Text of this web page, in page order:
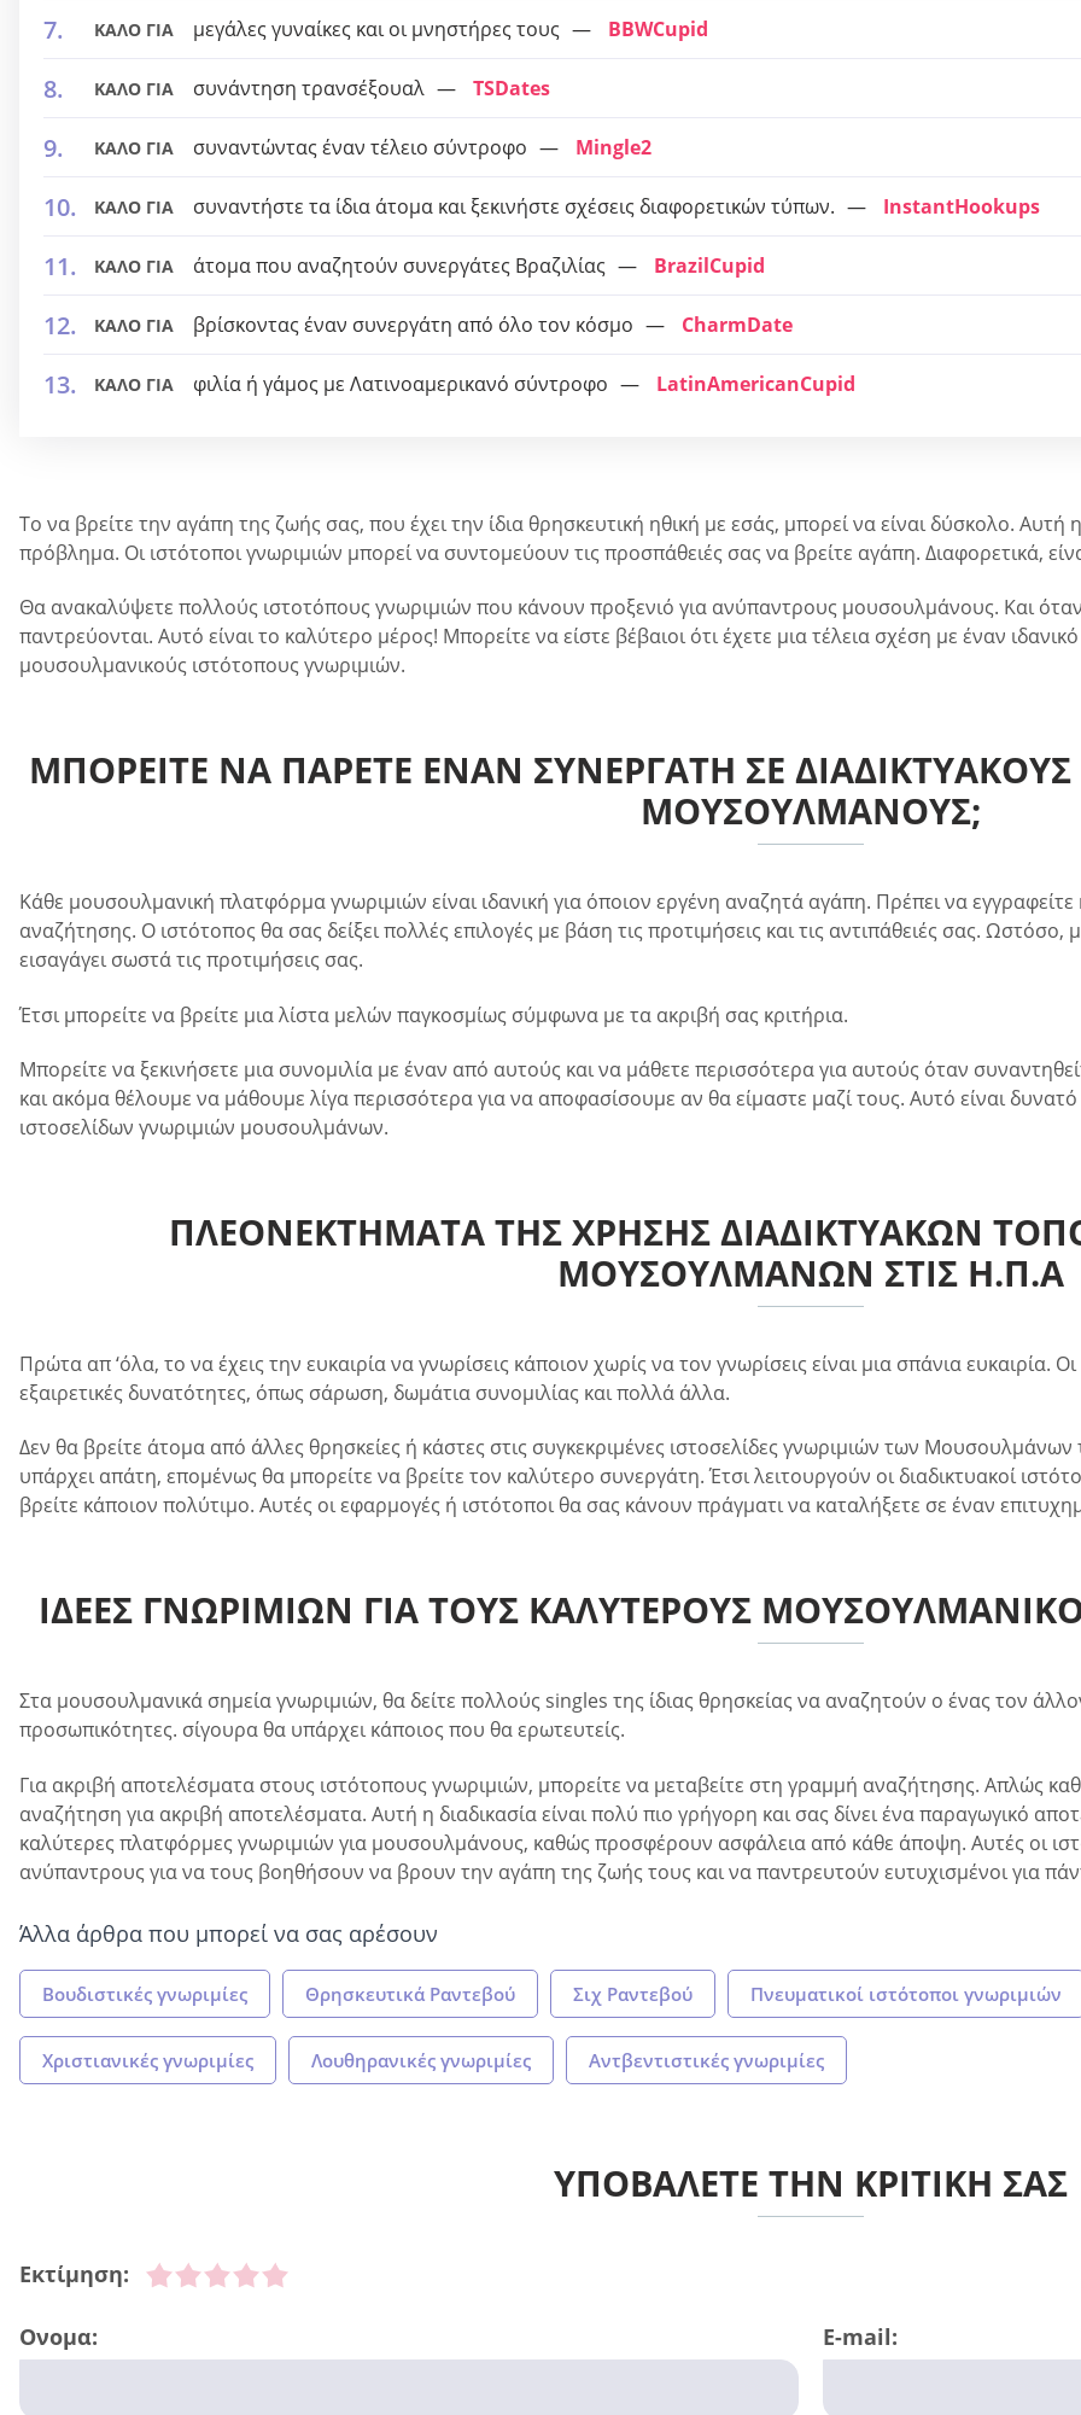
ΚΑΛΟ ΓΙΑ μεγάλες γυναίκες και οι μνηστήρες τους BBWCupid
ΚΑΛΟ ΓΙΑ συνάντηση τρανσέξουαλ TSDates
ΚΑΛΟ ΓΙΑ συναντώντας έναν τέλειο σύντροφο Mingle2
ΚΑΛΟ ΓΙΑ συναντήστε τα ίδια άτομα και ξεκινήστε σχέσεις διαφορετικών τύπων. InstantHookups
ΚΑΛΟ ΓΙΑ άτομα που αναζητούν συνεργάτες Βραζιλίας BrazilCupid
ΚΑΛΟ ΓΙΑ βρίσκοντας έναν συνεργάτη από όλο τον κόσμο CharmDate
ΚΑΛΟ ΓΙΑ φιλία ή γάμος με Λατινοαμερικανό σύντροφο LatinAmericanCupid
Το να βρείτε την αγάπη της ζωής σας, που έχει την ίδια θρησκευτική ηθική με εσάς, μπορεί να είναι δύσκολο.
πρόβλημα. Οι ιστότοποι γνωριμιών μπορεί να συντομεύουν τις προσπάθειές σας να βρείτε αγάπη. Διαφορετικά,
Θα ανακαλύψετε πολλούς ιστοτόπους γνωριμιών που κάνουν προξενιό για ανύπαντρους μουσουλμάνους. Και
παντρεύονται. Αυτό είναι το καλύτερο μέρος! Μπορείτε να είστε βέβαιοι ότι έχετε μια τέλεια σχέση με έναν
μουσουλμανικούς ιστότοπους γνωριμιών.
ΜΠΟΡΕΊΤΕ ΝΑ ΠΆΡΕΤΕ ΈΝΑΝ ΣΥΝΕΡΓΆΤΗ ΣΕ
ΜΟΥΣΟΥΛΜΆΝΟΥΣ;
Κάθε μουσουλμανική πλατφόρμα γνωριμιών είναι ιδανική για όποιον εργένη αναζητά αγάπη. Πρέπει να
αναζήτησης. Ο ιστότοπος θα σας δείξει πολλές επιλογές με βάση τις προτιμήσεις και τις αντιπάθειές σας.
εισαγάγει σωστά τις προτιμήσεις σας.
Έτσι μπορείτε να βρείτε μια λίστα μελών παγκοσμίως σύμφωνα με τα ακριβή σας κριτήρια.
Μπορείτε να ξεκινήσετε μια συνομιλία με έναν από αυτούς και να μάθετε περισσότερα για αυτούς όταν
και ακόμα θέλουμε να μάθουμε λίγα περισσότερα για να αποφασίσουμε αν θα είμαστε μαζί τους. Αυτό είναι
ιστοσελίδων γνωριμιών μουσουλμάνων.
ΠΛΕΟΝΕΚΤΉΜΑΤΑ ΤΗΣ ΧΡΉΣΗΣ ΔΙΑΔΙΚΤΥΑΚΏΝ
ΜΟΥΣΟΥΛΜΆΝΩΝ ΣΤΙΣ Η.Π.Α
Πρώτα απ ‘όλα, το να έχεις την ευκαιρία να γνωρίσεις κάποιον χωρίς να τον γνωρίσεις είναι μια σπάνια ευκαιρία.
εξαιρετικές δυνατότητες, όπως σάρωση, δωμάτια συνομιλίας και πολλά άλλα.
Δεν θα βρείτε άτομα από άλλες θρησκείες ή κάστες στις συγκεκριμένες ιστοσελίδες γνωριμιών των
υπάρχει απάτη, επομένως θα μπορείτε να βρείτε τον καλύτερο συνεργάτη. Έτσι λειτουργούν οι διαδικτυακοί
βρείτε κάποιον πολύτιμο. Αυτές οι εφαρμογές ή ιστότοποι θα σας κάνουν πράγματι να καταλήξετε σε έναν
ΙΔΈΕΣ ΓΝΩΡΙΜΙΏΝ ΓΙΑ ΤΟΥΣ ΚΑΛΎΤΕΡΟΥΣ
Στα μουσουλμανικά σημεία γνωριμιών, θα δείτε πολλούς singles της ίδιας θρησκείας να αναζητούν ο ένας τον
προσωπικότητες. σίγουρα θα υπάρχει κάποιος που θα ερωτευτείς.
Για ακριβή αποτελέσματα στους ιστότοπους γνωριμιών, μπορείτε να μεταβείτε στη γραμμή αναζήτησης. Απλώς
αναζήτηση για ακριβή αποτελέσματα. Αυτή η διαδικασία είναι πολύ πιο γρήγορη και σας δίνει ένα παραγωγικό
καλύτερες πλατφόρμες γνωριμιών για μουσουλμάνους, καθώς προσφέρουν ασφάλεια από κάθε άποψη. Αυτές οι
ανύπαντρους για να τους βοηθήσουν να βρουν την αγάπη της ζωής τους και να παντρευτούν ευτυχισμένοι για
Άλλα άρθρα που μπορεί να σας αρέσουν
Βουδιστικές γνωριμίες Θρησκευτικά Ραντεβού Σιχ Ραντεβού Πνευματικοί ιστότοποι γνωριμιών
Χριστιανικές γνωριμίες Λουθηρανικές γνωριμίες Αντβεντιστικές γνωριμίες
ΥΠΟΒΑΛΕΤΕ ΤΗΝ ΚΡΙΤΙΚΗ ΣΑΣ
Εκτίμηση:
Ονομα: E-mail: